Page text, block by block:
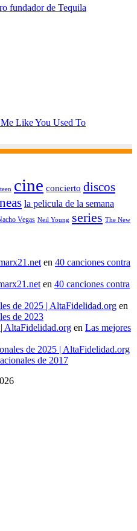
fundador de Tequila
Like You Used To
cine concierto discos
la pelicula de la semana
Vegas Neil Young series The New
en 40 canciones contra
en 40 canciones contra
de 2025 | AltaFidelidad.org en
de 2023
AltaFidelidad.org en Las mejores
de 2025 | AltaFidelidad.org
de 2017